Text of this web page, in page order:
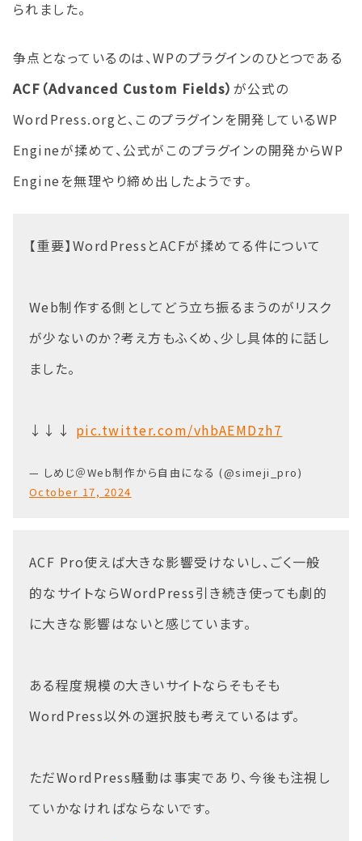
られました。
争点となっているのは、WPのプラグインのひとつである
ACF（Advanced Custom Fields） が公式の
WordPress.orgと、このプラグインを開発しているWP
Engineが揉めて、公式がこのプラグインの開発からWP
Engineを無理やり締め出したようです。
【重要】WordPressとACFが揉めてる件について
Web制作する側としてどう立ち振るまうのがリスク
が少ないのか？考え方もふくめ、少し具体的に話し
ました。
↓↓↓ pic.twitter.com/vhbAEMDzh7
— しめじ＠Web制作から自由になる (@simeji_pro)
October 17, 2024
ACF Pro使えば大きな影響受けないし、ごく一般
的なサイトならWordPress引き続き使っても劇的
に大きな影響はないと感じています。
ある程度規模の大きいサイトならそもそも
WordPress以外の選択肢も考えているはず。
ただWordPress騒動は事実であり、今後も注視し
ていかなければならないです。